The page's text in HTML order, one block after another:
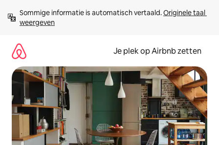
direct
naar
Sommige informatie is automatisch vertaald. Originele taal
weergeven
Je plek op Airbnb zetten